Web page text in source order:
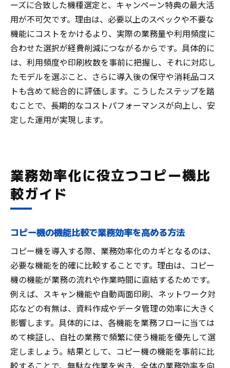
ーズに合致した機種選定と、キャンペーン特典の最大活
用が不可欠です。理由は、必要以上のスペックや不要な
機能にコストをかけるより、実際の業務量や利用頻度に
合わせた選択が経費削減につながるからです。具体的に
は、利用頻度や印刷枚数を事前に把握し、それに対応し
たモデルを選ぶこと、さらに導入後の保守や消耗品コス
トも含めて総合的に評価します。こうしたステップを踏
むことで、長期的なコストパフォーマンスが向上し、安
定した運用が実現します。
業務効率化に役立つコピー機比
較ガイド
コピー機の機能比較で業務効率を高める方法
コピー機を導入する際、業務効率化のカギとなるのは、
必要な機能を的確に比較することです。理由は、コピー
機の機能が業務の流れや作業時間に直結するためです。
例えば、スキャン機能や自動両面印刷、ネットワーク対
応などの有無は、資料作成やデータ管理の効率に大きく
影響します。具体的には、各機能を業務フローに当ては
めて検証し、自社の業務で頻繁に使う機能を優先して選
定しましょう。結果として、コピー機の機能を事前に比